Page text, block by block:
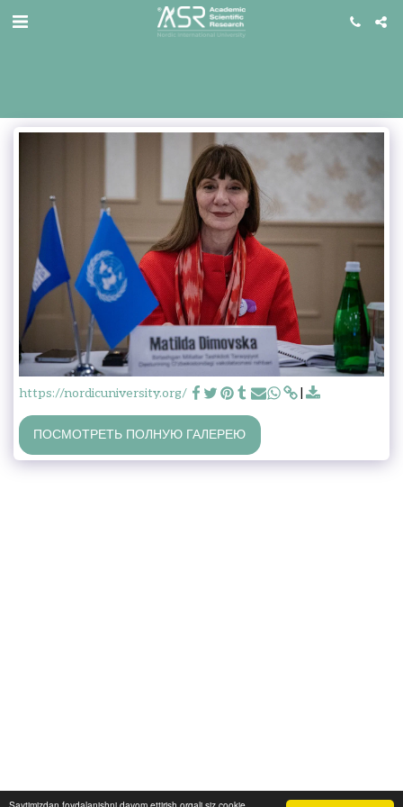
https://nordicuniversity.org/
ПОСМОТРЕТЬ ПОЛНУЮ ГАЛЕРЕЮ